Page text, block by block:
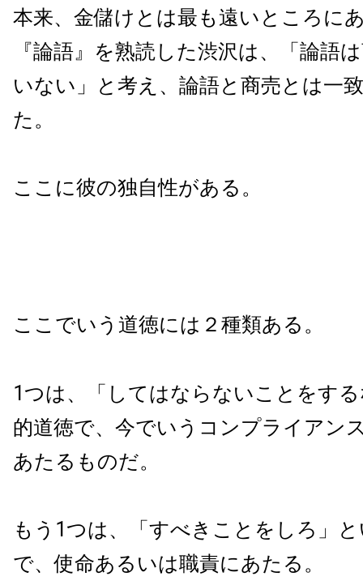
本来、金儲けとは最も遠いところに
『論語』を熟読した渋沢は、「論語
いない」と考え、論語と商売とは一
た。
ここに彼の独自性がある。
ここでいう道徳には２種類ある。
1つは、「してはならないことをす
的道徳で、今でいうコンプライアン
あたるものだ。
もう1つは、「すべきことをしろ」
で、使命あるいは職責にあたる。